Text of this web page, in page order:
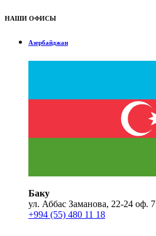
НАШИ ОФИСЫ
Азербайджан
Баку
ул. Аббас Заманова, 22-24 оф. 7
+994 (55) 480 11 18